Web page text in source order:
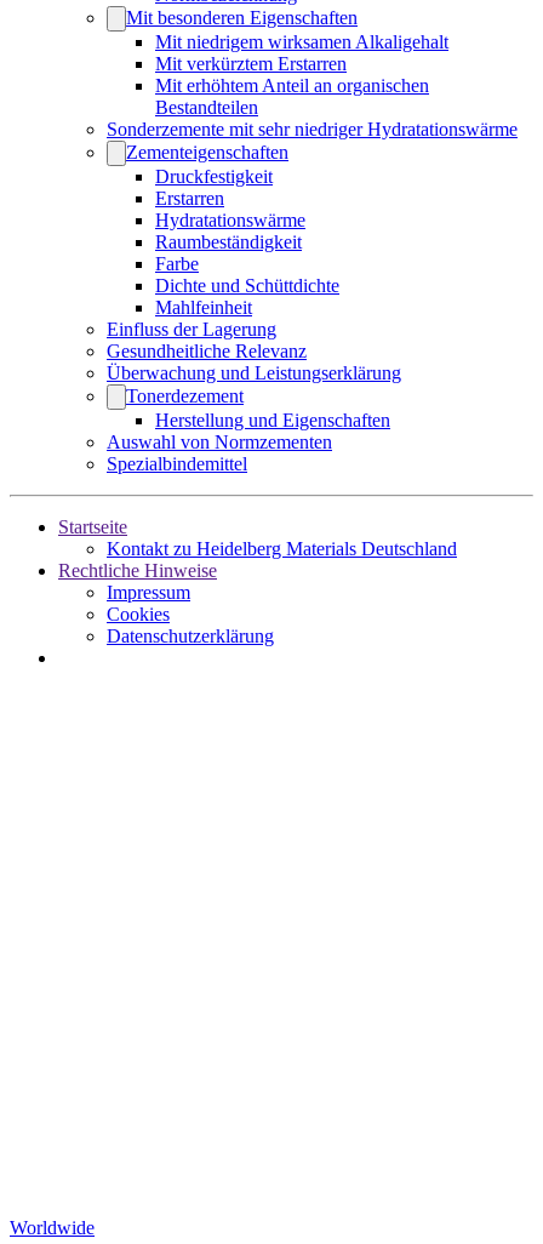
Mit besonderen Eigenschaften
Mit niedrigem wirksamen Alkaligehalt
Mit verkürztem Erstarren
Mit erhöhtem Anteil an organischen
Bestandteilen
Sonderzemente mit sehr niedriger Hydratationswärme
Zementeigenschaften
Druckfestigkeit
Erstarren
Hydratationswärme
Raumbeständigkeit
Farbe
Dichte und Schüttdichte
Mahlfeinheit
Einfluss der Lagerung
Gesundheitliche Relevanz
Überwachung und Leistungserklärung
Tonerdezement
Herstellung und Eigenschaften
Auswahl von Normzementen
Spezialbindemittel
Startseite
Kontakt zu Heidelberg Materials Deutschland
Rechtliche Hinweise
Impressum
Cookies
Datenschutzerklärung
Worldwide